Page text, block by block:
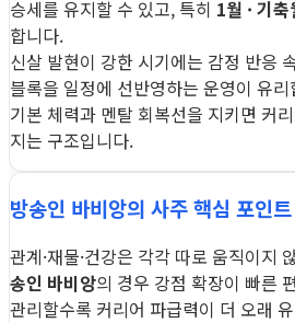
승세를 유지할 수 있고, 특히 1월 · 기축
합니다.
신살 발현이 강한 시기에는 감정 반응
블록을 일정에 선반영하는 운영이 유
기본 체력과 멘탈 회복선을 지키면 커
지는 구조입니다.
방송인 바비앙의 사주 핵심 포인트
관계·재물·건강은 각각 따로 움직이지
송인 바비앙의 경우 강점 확장이 빠른
관리할수록 커리어 파급력이 더 오래